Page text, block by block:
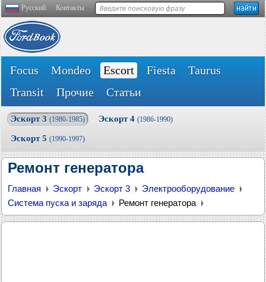
Русский Контакты
Focus Mondeo Escort Fiesta
Taurus
Transit
Прочие Статьи
Эскорт 3 (1980-1985) Эскорт 4 (1986-1990)
Эскорт 5 (1990-1997)
Ремонт генератора
Главная Эскорт Эскорт 3
Электрооборудование
Система пуска и заряда
Ремонт генератора